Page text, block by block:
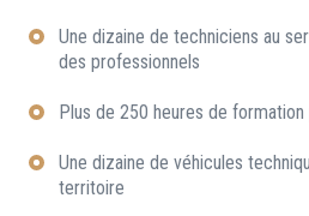
Une dizaine de techniciens au
des professionnels
Plus de 250 heures de formation
Une dizaine de véhicules
territoire